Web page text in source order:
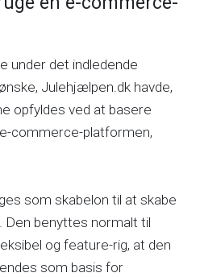
under det indledende
Julehjælpen.dk havde,
opfyldes ved at basere
commerce-platformen,
som skabelon til at skabe
Den benyttes normalt til
og feature-rig, at den
som basis for